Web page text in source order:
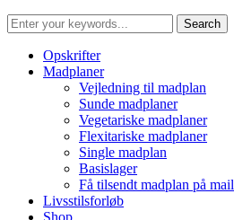
Opskrifter
Madplaner
Vejledning til madplan
Sunde madplaner
Vegetariske madplaner
Flexitariske madplaner
Single madplan
Basislager
Få tilsendt madplan på mail
Livsstilsforløb
Shop